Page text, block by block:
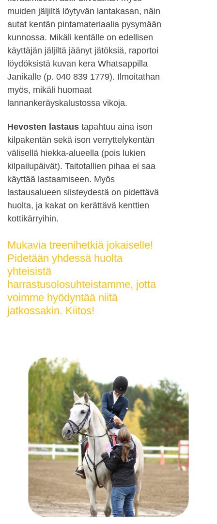
muiden jäljiltä löytyvän lantakasan, näin
autat kentän pintamateriaalia pysymään
kunnossa. Mikäli kentälle on edellisen
käyttäjän jäljiltä jäänyt jätöksiä, raportoi
löydöksistä kuvan kera Whatsappilla
Janikalle (p. 040 839 1779). Ilmoitathan
myös, mikäli huomaat
lannankeräyskalustossa vikoja.
Hevosten lastaus tapahtuu aina ison
kilpakentän sekä ison verryttelykentän
välisellä hiekka-alueella (pois lukien
kilpailupäivät). Taitotallien pihaa ei saa
käyttää lastaamiseen. Myös
lastausalueen siisteydestä on pidettävä
huolta, ja kakat on kerättävä kenttien
kottikärryihin.
Mukavia treenihetkiä jokaiselle!
Pidetään yhdessä huolta
yhteisistä
harrastusolosuhteistamme, jotta
voimme hyödyntää niitä
jatkossakin. Kiitos!